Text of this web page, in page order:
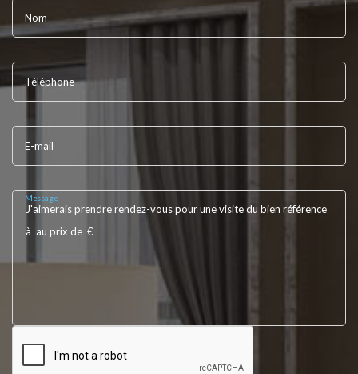
Nom
Téléphone
E-mail
Message